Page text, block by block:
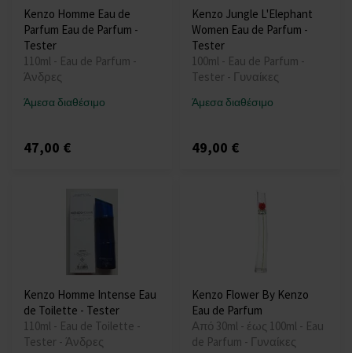
Kenzo Homme Eau de
Parfum Eau de Parfum -
Tester
110ml - Eau de Parfum -
Άνδρες
Άμεσα διαθέσιμο
47,00 €
Kenzo Jungle L'Elephant
Women Eau de Parfum -
Tester
100ml - Eau de Parfum -
Tester - Γυναίκες
Άμεσα διαθέσιμο
49,00 €
Kenzo Homme Intense Eau
de Toilette - Tester
110ml - Eau de Toilette -
Tester - Άνδρες
Kenzo Flower By Kenzo
Eau de Parfum
Από 30ml - έως 100ml - Eau
de Parfum - Γυναίκες